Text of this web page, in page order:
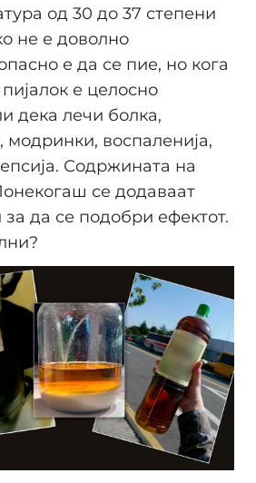
од 30 до 37 степени
не е доволно
е да се пие, но кога
е целосно
дека лечи болка,
модринки, воспаленија,
Содржината на
се додаваат
да се подобри ефектот.